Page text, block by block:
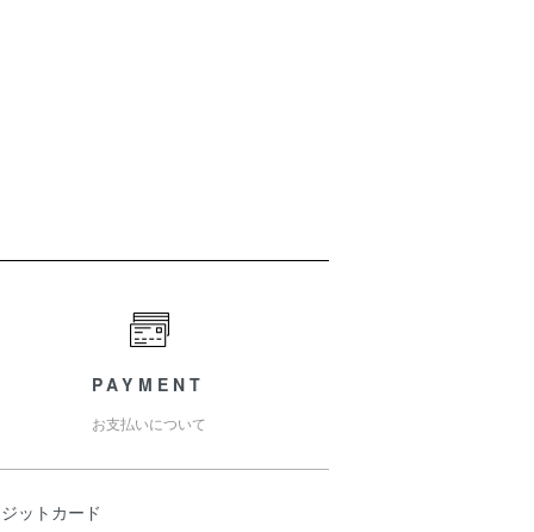
PAYMENT
お支払いについて
ットカード